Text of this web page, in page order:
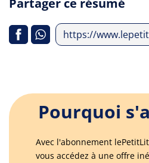
Partager ce résumé
https://
Pourquoi
Avec l'abonnement
vous accédez à une offre